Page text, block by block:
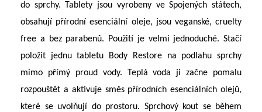
do sprchy. Tablety jsou vyrobeny ve Spojených státech,
obsahují přírodní esenciální oleje, jsou veganské, cruelty
free a bez parabenů. Použití je velmi jednoduché. Stačí
položit jednu tabletu Body Restore na podlahu sprchy
mimo přímý proud vody. Teplá voda ji začne pomalu
rozpouštět a aktivuje směs přírodních esenciálních olejů,
které se uvolňují do prostoru. Sprchový kout se během